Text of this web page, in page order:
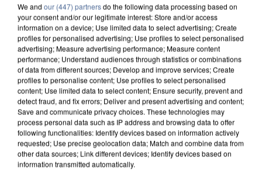
7 août 2026
Un second cadre de la DZ Mafia interpellé en
Algérie
We and our (447) partnersdo the following data processing based on
your consent and/or our legitimate interest: Store and/or access
information on a device; Use limited data to select advertising; Create
profiles for personalised advertising; Use profiles to select personalised
advertising; Measure advertising performance; Measure content
performance; Understand audiences through statistics or combinations
of data from different sources; Develop and improve services; Create
profiles to personalise content; Use profiles to select personalised
content; Use limited data to select content; Ensure security, prevent and
detect fraud, and fix errors; Deliver and present advertising and content;
Save and communicate privacy choices. These technologies may
process personal data such as IP address and browsing data to offer
following functionalities: Identify devices based on information actively
requested; Use precise geolocation data; Match and combine data from
other data sources; Link different devices; Identify devices based on
information transmitted automatically.